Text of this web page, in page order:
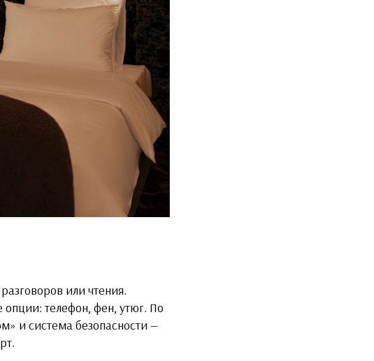
или чтения.
телефон, фен, утюг. По
и система безопасности —